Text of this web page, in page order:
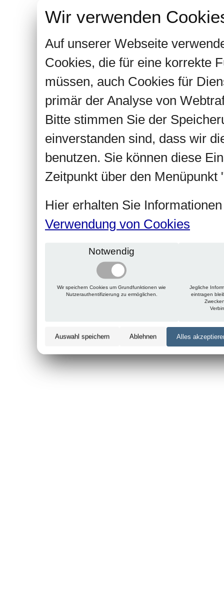
Wir verwenden
Auf unserer Webseite
Cookies, die für eine korrekte
müssen, auch Cookies für
primär der Analyse von
Bitte stimmen Sie der
einverstanden sind, dass wir
benutzen. Sie können diese
Zeitpunkt über den Menüpunkt
Hier erhalten Sie
Verwendung von Cookies
Notwendig
Wir speichern Cookies um Grundfunktionen wie
Nutzerauthentifizierung zu ermöglichen.
Jegliche
eintragen
Auswahl speichern Ablehnen Alles